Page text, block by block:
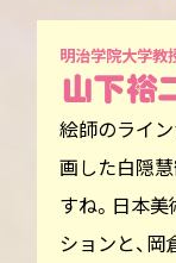
明治学院大学教
絵師のライ
画した白隠
すね。日本
ションと、岡